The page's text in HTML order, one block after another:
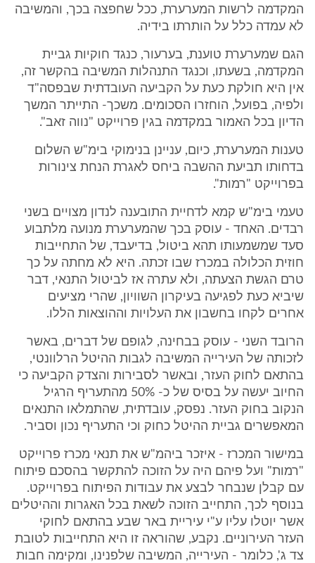
המקדמה לרשות המערערת, ככל שחפצה בכך, והמשיבה
לא עמדה כלל על הותרתו בידיה.
הגם שמערערת טוענת, בערעור, כנגד חוקיות גביית
המקדמה, בשעתו, וכנגד התנהלות המשיבה בהקשר זה,
אין היא חולקת כעת על הקביעה העובדתית שבפסה"ד
ולפיה, בפועל, הוחזרו הסכומים. משכך- התייתר המשך
הדיון בכל האמור במקדמה בגין פרוייקט "נווה זאב".
טענות המערערת, כיום, עניינן בנימוקי בימ"ש השלום
בדחותו תביעת ההשבה ביחס לאגרת הנחת צינורות
בפרוייקט "רמות".
טעמי בימ"ש קמא לדחיית התובענה לנדון מצויים בשני
רבדים. האחד - עוסק בכך שהמערערת מנועה מלתבוע
סעד שמשמעותו תהא ביטול, בדיעבד, של התחייבות
חוזית הכלולה במכרז שבו זכתה. היא לא מחתה על כך
טרם הגשת הצעתה, ולא עתרה אז לביטול התנאי, דבר
שיביא כעת לפגיעה בעיקרון השוויון, שהרי מציעים
אחרים לקחו בחשבון את העלויות וההוצאות הללו.
הרובד השני - עוסק בבחינה, לגופם של דברים, באשר
לזכותה של העירייה המשיבה לגבות ההיטל הרלוונטי,
בהתאם לחוק העזר, ובאשר לסבירות והצדק הקביעה כי
החיוב יעשה על בסיס של כ- 50% מהתעריף הרגיל
הנקוב בחוק העזר. נפסק, עובדתית, שהתמלאו התנאים
המאפשרים גביית ההיטל כחוק וכי התעריף נכון וסביר.
במישור המכרז - איזכר ביהמ"ש את תנאי מכרז פרוייקט
"רמות" ועל פיהם היה על הזוכה להתקשר בהסכם פיתוח
עם קבלן שנבחר לבצע את עבודות הפיתוח בפרוייקט.
בנוסף לכך, התחייב הזוכה לשאת בכל האגרות וההיטלים
אשר יוטלו עליו ע"י עיריית באר שבע בהתאם לחוקי
העזר העירוניים. נקבע, שהוראה זו היא התחייבות לטובת
צד ג', כלומר - העירייה, המשיבה שלפנינו, ומקימה חבות